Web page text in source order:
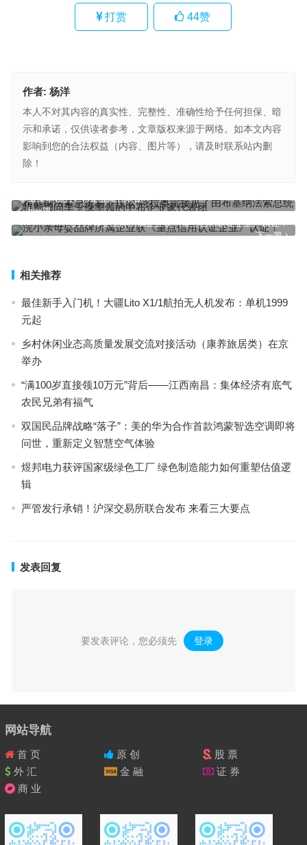
打赏 44赞
作者: 杨洋
本人不对其内容的真实性、完整性、准确性给予任何担保、暗
示和承诺，仅供读者参考，文章版权来源于网络。如本文内容
影响到您的合法权益（内容、图片等），请及时联系站内删
除！
上一篇
李玉保率领的中布企业家代表团
下一篇
浣小亲母婴品牌所属企业获《重点信用认证企业》认证！
相关推荐
最佳新手入门机！大疆Lito X1/1航拍无人机发布：单机1999
元起
乡村休闲业态高质量发展交流对接活动（康养旅居类）在京
举办
“满100岁直接领10万元”背后——江西南昌：集体经济有底气
农民兄弟有福气
双国民品牌战略“落子”：美的华为合作首款鸿蒙智选空调即将
问世，重新定义智慧空气体验
煜邦电力获评国家级绿色工厂 绿色制造能力如何重塑估值逻
辑
严管发行承销！沪深交易所联合发布 来看三大要点
发表回复
要发表评论，您必须先 登录 。
网站导航
首 页 原 创
股 票
外 汇
金 融
证 券
商 业